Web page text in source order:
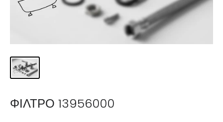
ΦΙΛΤΡΟ 13956000